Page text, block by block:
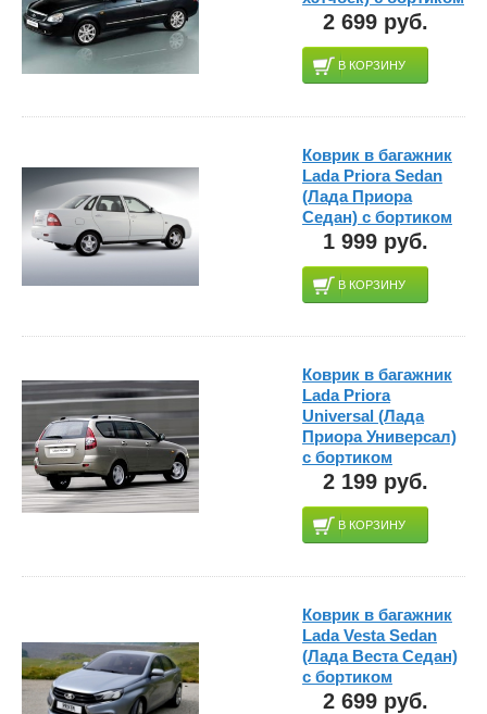
2 699 руб.
В КОРЗИНУ
Коврик в багажник
Lada Priora Sedan
(Лада Приора
Седан) с бортиком
1 999 руб.
В КОРЗИНУ
Коврик в багажник
Lada Priora
Universal (Лада
Приора Универсал)
с бортиком
2 199 руб.
В КОРЗИНУ
Коврик в багажник
Lada Vesta Sedan
(Лада Веста Седан)
с бортиком
2 699 руб.